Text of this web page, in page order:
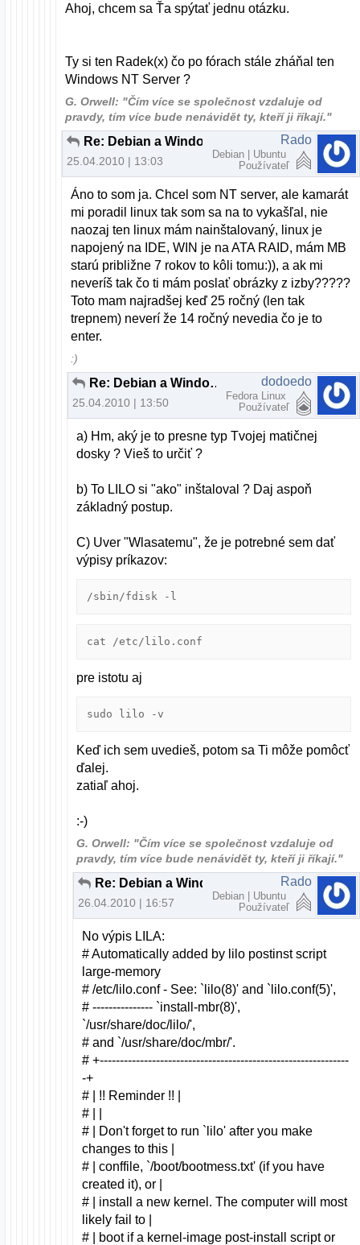
Ahoj, chcem sa Ťa spýtať jednu otázku.
Ty si ten Radek(x) čo po fórach stále zháňal ten
Windows NT Server ?
G. Orwell: "Čím více se společnost vzdaluje od
pravdy, tím více bude nenávidět ty, kteří ji říkají."
25.04.2010 | 13:03
Rado
Debian | Ubuntu
Používateľ
Áno to som ja. Chcel som NT server, ale kamarát
mi poradil linux tak som sa na to vykašľal, nie
naozaj ten linux mám nainštalovaný, linux je
napojený na IDE, WIN je na ATA RAID, mám MB
starú približne 7 rokov to kôli tomu:)), a ak mi
neveríš tak čo ti mám poslať obrázky z izby?????
Toto mam najradšej keď 25 ročný (len tak
trepnem) neverí že 14 ročný nevedia čo je to
enter.
:)
Re: Debian a Windows XP cez LILO
25.04.2010 | 13:50
dodoedo
Fedora Linux
Používateľ
a) Hm, aký je to presne typ Tvojej matičnej
dosky ? Vieš to určiť ?
b) To LILO si "ako" inštaloval ? Daj aspoň
základný postup.
C) Uver "Wlasatemu", že je potrebné sem dať
výpisy príkazov:
/sbin/fdisk -l
cat /etc/lilo.conf
pre istotu aj
sudo lilo -v
Keď ich sem uvedieš, potom sa Ti môže pomôcť
ďalej.
zatiaľ ahoj.
:-)
G. Orwell: "Čím více se společnost vzdaluje od
pravdy, tím více bude nenávidět ty, kteří ji říkají."
26.04.2010 | 16:57
Rado
Debian | Ubuntu
Používateľ
No výpis LILA:
# Automatically added by lilo postinst script
large-memory
# /etc/lilo.conf - See: `lilo(8)' and `lilo.conf(5)',
# --------------- `install-mbr(8)',
`/usr/share/doc/lilo/',
# and `/usr/share/doc/mbr/'.
# +--------------------------------------------------------------
-+
# | !! Reminder !! |
# | |
# | Don't forget to run `lilo' after you make
changes to this |
# | conffile, `/boot/bootmess.txt' (if you have
created it), or |
# | install a new kernel. The computer will most
likely fail to |
# | boot if a kernel-image post-install script or